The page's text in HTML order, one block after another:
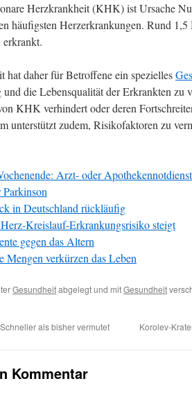
Herzkrankheit (KHK) ist Ursache
häufigsten Herzerkrankungen. Rund
daher für Betroffene ein spezielles
die Lebensqualität der Erkrankten zu
KHK verhindert oder deren
unterstützt zudem, Risikofaktoren zu
Arzt- oder
in Deutschland rückläufig
Kreislauf-Erkrankungsrisiko steigt
gegen das Altern
verkürzen das Leben
Gesundheitabgelegt und mitGesundheit
als bisher vermutet Korolev-
Kommentar